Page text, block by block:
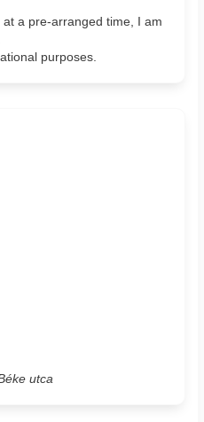
a pre-arranged time, I am
purposes.
utca